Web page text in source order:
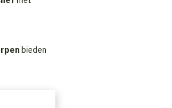
bieden
Samen